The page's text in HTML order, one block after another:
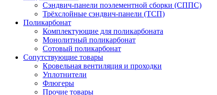
Сэндвич-панели поэлементной сборки (СППС)
Трёхслойные сэндвич-панели (ТСП)
Поликарбонат
Комплектующие для поликарбоната
Монолитный поликарбонат
Сотовый поликарбонат
Сопутствующие товары
Кровельная вентиляция и проходки
Уплотнители
Флюгеры
Прочие товары